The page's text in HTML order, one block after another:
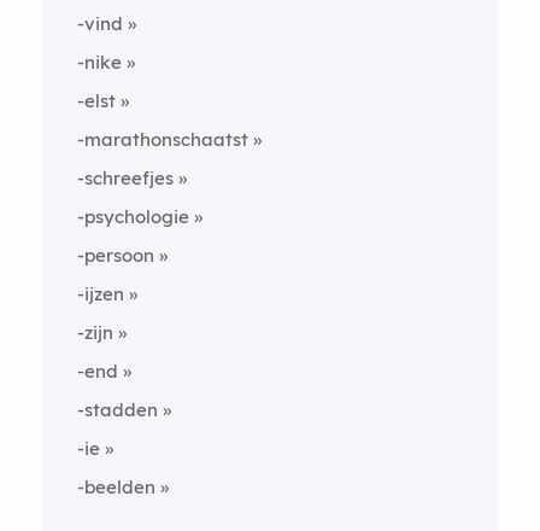
-vind
-nike
-elst
-marathonschaatst
-schreefjes
-psychologie
-persoon
-ijzen
-zijn
-end
-stadden
-ie
-beelden